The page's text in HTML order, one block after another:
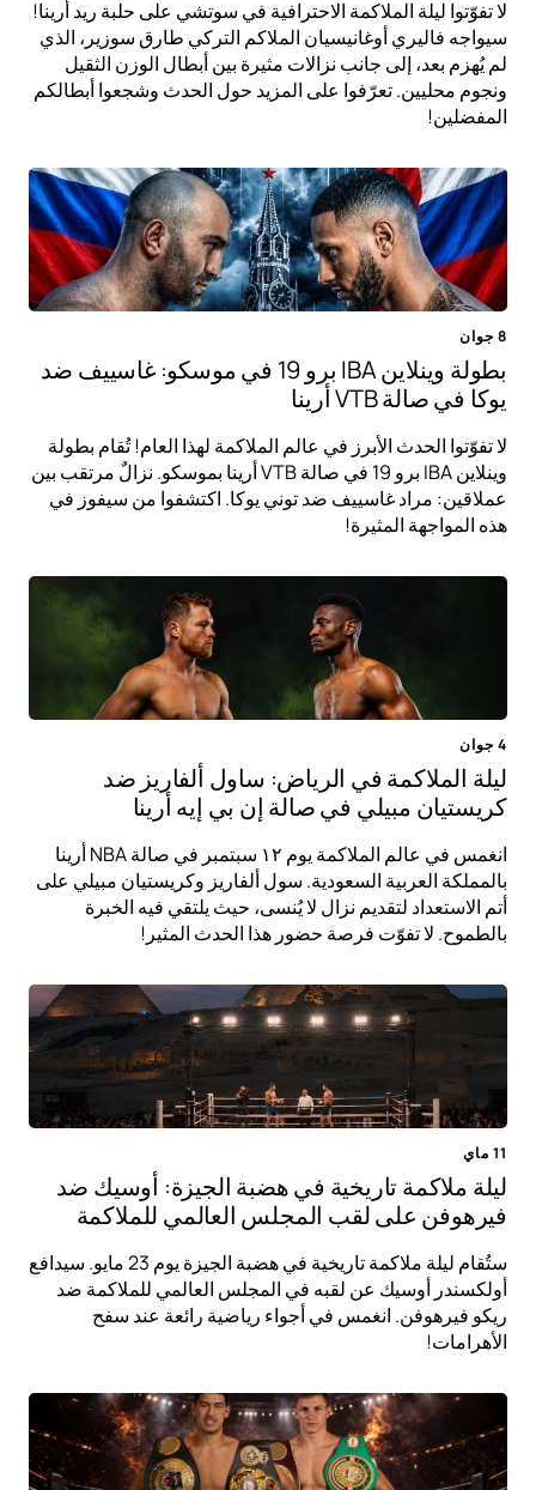
لا تفوّتوا ليلة الملاكمة الاحترافية في سوتشي على حلبة ريد أرينا!
سيواجه فاليري أوغانيسيان الملاكم التركي طارق سوزير، الذي
لم يُهزم بعد، إلى جانب نزالات مثيرة بين أبطال الوزن الثقيل
ونجوم محليين. تعرّفوا على المزيد حول الحدث وشجعوا أبطالكم
المفضلين!
8 جوان
بطولة وينلاين IBA برو 19 في موسكو: غاسييف ضد
يوكا في صالة VTB أرينا
لا تفوّتوا الحدث الأبرز في عالم الملاكمة لهذا العام! تُقام بطولة
وينلاين IBA برو 19 في صالة VTB أرينا بموسكو. نزالٌ مرتقب بين
عملاقين: مراد غاسييف ضد توني يوكا. اكتشفوا من سيفوز في
هذه المواجهة المثيرة!
4 جوان
ليلة الملاكمة في الرياض: ساول ألفاريز ضد
كريستيان مبيلي في صالة إن بي إيه أرينا
انغمس في عالم الملاكمة يوم ١٢ سبتمبر في صالة NBA أرينا
بالمملكة العربية السعودية. سول ألفاريز وكريستيان مبيلي على
أتم الاستعداد لتقديم نزال لا يُنسى، حيث يلتقي فيه الخبرة
بالطموح. لا تفوّت فرصة حضور هذا الحدث المثير!
11 ماي
ليلة ملاكمة تاريخية في هضبة الجيزة: أوسيك ضد
فيرهوفن على لقب المجلس العالمي للملاكمة
ستُقام ليلة ملاكمة تاريخية في هضبة الجيزة يوم 23 مايو. سيدافع
أولكسندر أوسيك عن لقبه في المجلس العالمي للملاكمة ضد
ريكو فيرهوفن. انغمس في أجواء رياضية رائعة عند سفح
الأهرامات!